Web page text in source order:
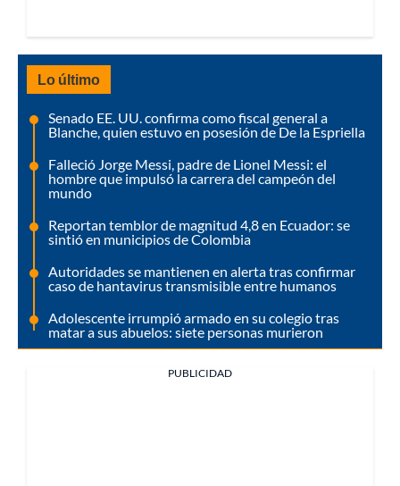
Lo último
Senado EE. UU. confirma como fiscal general a
Blanche, quien estuvo en posesión de De la Espriella
Falleció Jorge Messi, padre de Lionel Messi: el
hombre que impulsó la carrera del campeón del
mundo
Reportan temblor de magnitud 4,8 en Ecuador: se
sintió en municipios de Colombia
Autoridades se mantienen en alerta tras confirmar
caso de hantavirus transmisible entre humanos
Adolescente irrumpió armado en su colegio tras
matar a sus abuelos: siete personas murieron
PUBLICIDAD